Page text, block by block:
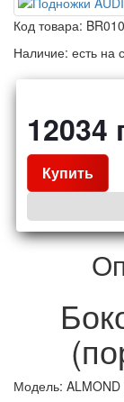
Код товара:
Наличие: есть на
12034
Купить
Модель: ALMOND